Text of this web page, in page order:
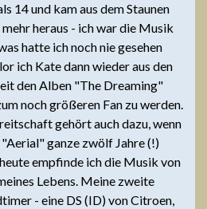
14 und kam aus dem Staunen
heraus - ich war die Musik
hatte ich noch nie gesehen
ich Kate dann wieder aus den
den Alben "The Dreaming"
noch größeren Fan zu werden.
gehört auch dazu, wenn
ganze zwölf Jahre (!)
empfinde ich die Musik von
Lebens. Meine zweite
- eine DS (ID) von Citroen,